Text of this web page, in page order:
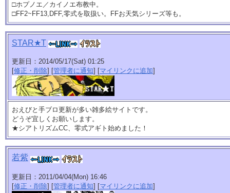
□ホプノエ／カイノエ布教中。
□FF2~FF13,DFF,零式を取扱い。FFお天気シリーズ等も。
STAR★T
更新日：2014/05/17(Sat) 01:25
[修正・削除] [管理者に通知] [マイリンクに追加]
おえびと手ブロ更新が多い雑多絵サイトです。
どうぞ宜しくお願いします。
★シアトリズムCC、零式アギト始めました！
若紫
更新日：2011/04/04(Mon) 16:46
[修正・削除] [管理者に通知] [マイリンクに追加]